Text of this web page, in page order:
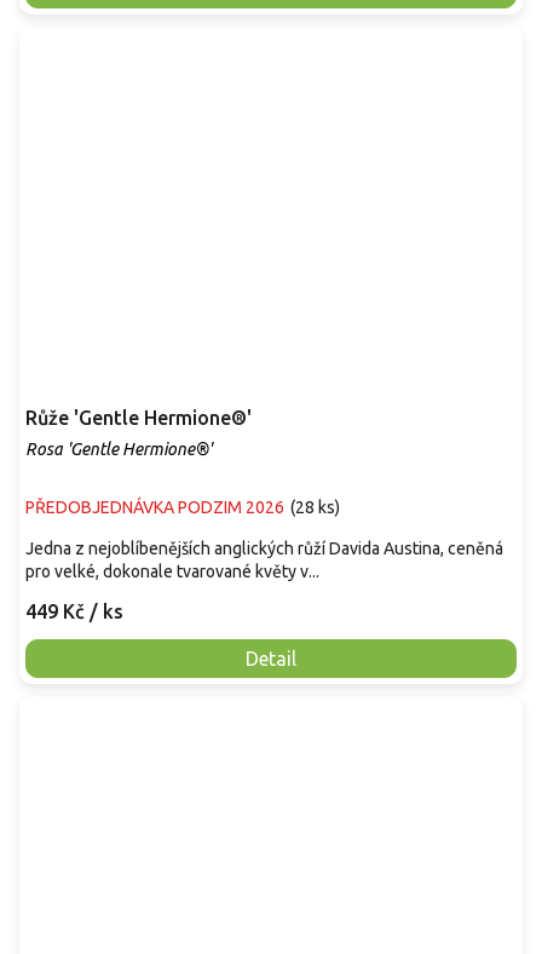
Růže 'Gentle Hermione®'
Rosa 'Gentle Hermione®'
PŘEDOBJEDNÁVKA PODZIM 2026 (28 ks)
449 Kč / ks
Detail
Jedna z nejoblíbenějších anglických růží Davida Austina, ceněná
pro velké, dokonale tvarované květy v...